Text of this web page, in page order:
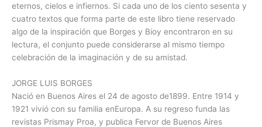
eternos, cielos e infiernos. Si cada uno de los ciento sesenta y
cuatro textos que forma parte de este libro tiene reservado
algo de la inspiración que Borges y Bioy encontraron en su
lectura, el conjunto puede considerarse al mismo tiempo
celebración de la imaginación y de su amistad.
JORGE LUIS BORGES
Nació en Buenos Aires el 24 de agosto de1899. Entre 1914 y
1921 vivió con su familia enEuropa. A su regreso funda las
revistas Prismay Proa, y publica Fervor de Buenos Aires